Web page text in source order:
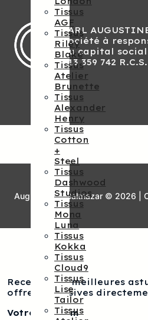
Tissus
AGF
Tissus
Riley
Blake
Tissus
Atelier
Brunette
Tissus
Alexander
Henry
Tissus
Cotton
+
Steel
Tissus
Dashwood
Studios
Tissus
Mona
Luna
Tissus
Kokka
Tissus
Cloud9
Tissus
Lise
Tailor
Tissus
SARL
Société à
Au capital social
813 359 742
Augustine et Balthazar © 2026 |
Recevez nos meilleures
offres exclusives
Votre prénom